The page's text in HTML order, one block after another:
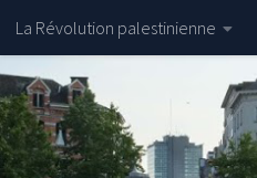
Skip to content
La Révolution palestinienne